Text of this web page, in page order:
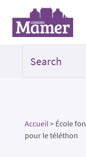
Accueil> École
pour le téléthon